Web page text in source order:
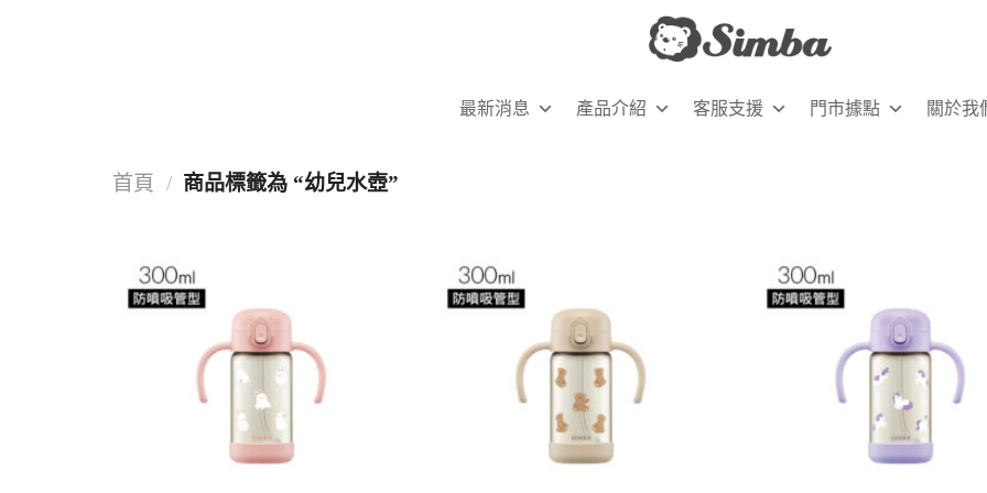
最新消息 產品介紹 客服支援 門市據點 關於我
首頁 / 商品標籤為 “幼兒水壺”